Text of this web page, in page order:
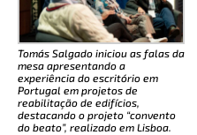
Tomás Salgado iniciou as falas da
mesa apresentando a
experiência do escritório em
Portugal em projetos de
reabilitação de edifícios,
destacando o projeto “convento
do beato”, realizado em Lisboa.